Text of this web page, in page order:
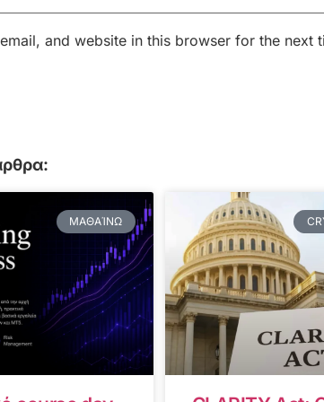
and website in this browser for the next
ΜΑΘΑΊΝΩ